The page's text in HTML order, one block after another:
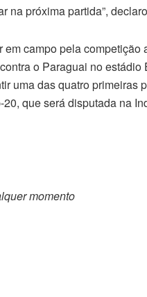
na próxima partida”,
campo pela competição
o Paraguai no
uma das quatro primeiras
que será disputada na
momento